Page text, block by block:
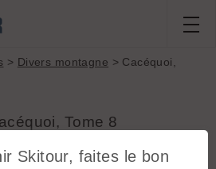
> Divers montagne > Cacéquoi,
Tome 8
Skitour, faites le bon